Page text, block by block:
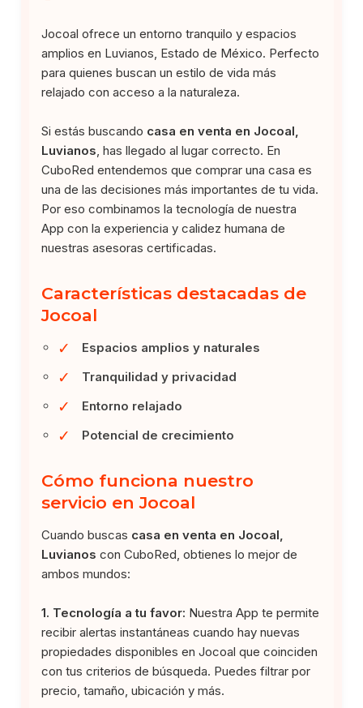
Jocoal ofrece un entorno tranquilo y espacios
amplios en Luvianos, Estado de México. Perfecto
para quienes buscan un estilo de vida más
relajado con acceso a la naturaleza.
Si estás buscando casa en venta en Jocoal,
Luvianos , has llegado al lugar correcto. En
CuboRed entendemos que comprar una casa es
una de las decisiones más importantes de tu vida.
Por eso combinamos la tecnología de nuestra
App con la experiencia y calidez humana de
nuestras asesoras certificadas.
Características destacadas de
Jocoal
✓ Espacios amplios y naturales
✓ Tranquilidad y privacidad
✓ Entorno relajado
✓ Potencial de crecimiento
Cómo funciona nuestro
servicio en Jocoal
Cuando buscas casa en venta en Jocoal,
Luvianos con CuboRed, obtienes lo mejor de
ambos mundos:
1. Tecnología a tu favor: Nuestra App te permite
recibir alertas instantáneas cuando hay nuevas
propiedades disponibles en Jocoal que coinciden
con tus criterios de búsqueda. Puedes filtrar por
precio, tamaño, ubicación y más.